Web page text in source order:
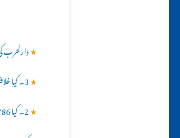
★دارلحرب
★3۔ کیا خلافت سے مراد بد عقیدہ لوگوں کو سیدھی راہ پر لانا ہے تا کہ تمام مسلمان ایک ہو جائیں اور کیا یہ خلافت ہر مسلمان پر فرض ہے؟؟
★2۔ کیا 786لکھنا درست نہیں ہے ؟؟